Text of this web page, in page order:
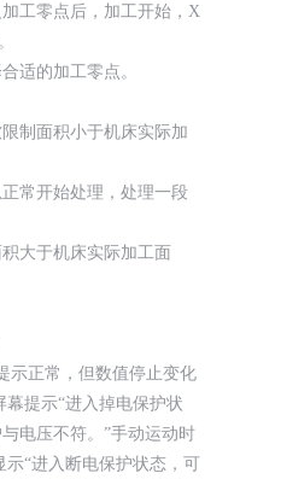
零点后，加工开始，X
的加工零点。
面积小于机床实际加
常开始处理，处理一段
大于机床实际加工面
正常，但数值停止变化
提示“进入掉电保护状
电压不符。”手动运动时
“进入断电保护状态，可